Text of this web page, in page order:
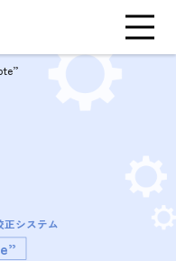
正システム